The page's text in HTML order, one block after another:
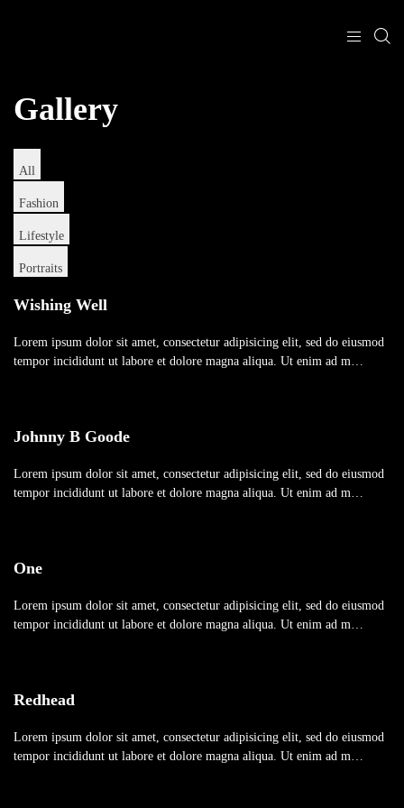
Gallery
All
Fashion
Lifestyle
Portraits
Wishing Well
Lorem ipsum dolor sit amet, consectetur adipisicing elit, sed do eiusmod
tempor incididunt ut labore et dolore magna aliqua. Ut enim ad m…
Johnny B Goode
Lorem ipsum dolor sit amet, consectetur adipisicing elit, sed do eiusmod
tempor incididunt ut labore et dolore magna aliqua. Ut enim ad m…
One
Lorem ipsum dolor sit amet, consectetur adipisicing elit, sed do eiusmod
tempor incididunt ut labore et dolore magna aliqua. Ut enim ad m…
Redhead
Lorem ipsum dolor sit amet, consectetur adipisicing elit, sed do eiusmod
tempor incididunt ut labore et dolore magna aliqua. Ut enim ad m…